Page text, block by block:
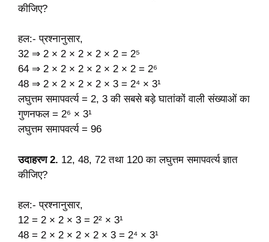
कीजिए?
हल:- प्रश्नानुसार,
32 ⇒ 2 × 2 × 2 × 2 × 2 = 2⁵
64 ⇒ 2 × 2 × 2 × 2 × 2 × 2 = 2⁶
48 ⇒ 2 × 2 × 2 × 2 × 3 = 2⁴ × 3¹
लघुत्तम समापवर्त्य = 2, 3 की सबसे बड़े घातांकों वाली संख्याओं का
गुणनफल = 2⁶ × 3¹
लघुत्तम समापवर्त्य = 96
उदाहरण 2. 12, 48, 72 तथा 120 का लघुत्तम समापवर्त्य ज्ञात
कीजिए?
हल:- प्रश्नानुसार,
12 = 2 × 2 × 3 = 2² × 3¹
48 = 2 × 2 × 2 × 2 × 3 = 2⁴ × 3¹